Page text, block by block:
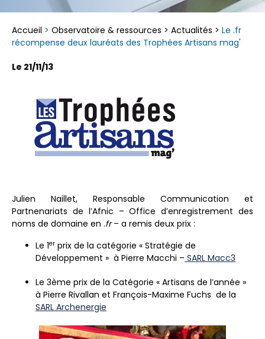
Accueil > Observatoire & ressources > Actualités > Le .fr
récompense deux lauréats des Trophées Artisans mag'
Le 21/11/13
Julien Naillet, Responsable Communication et
Partnenariats de l’Afnic – Office d’enregistrement des
noms de domaine en .fr– a remis deux prix :
Le 1er prix de la catégorie « Stratégie de
Développement » à Pierre Macchi – SARL Macc3
Le 3ème prix de la Catégorie « Artisans de l’année »
à Pierre Rivallan et François-Maxime Fuchs de la
SARL Archenergie